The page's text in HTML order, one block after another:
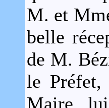
M. et
belle
de M.
le
Maire